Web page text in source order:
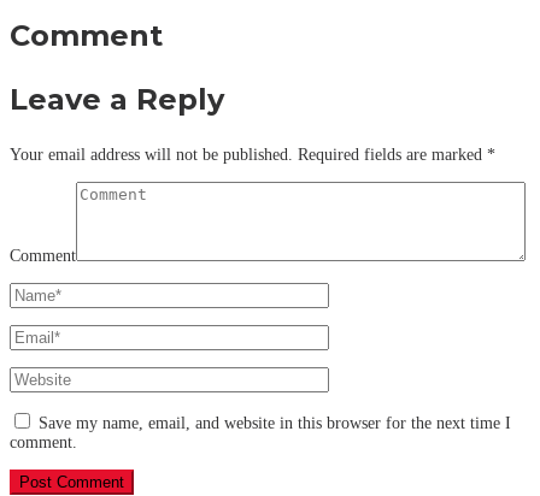
Comment
Leave a Reply
Your email address will not be published. Required fields are marked *
Comment
Save my name, email, and website in this browser for the next time I
comment.